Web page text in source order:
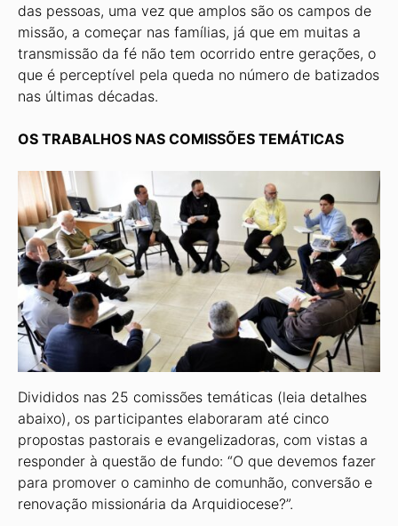
das pessoas, uma vez que amplos são os campos de
missão, a começar nas famílias, já que em muitas a
transmissão da fé não tem ocorrido entre gerações, o
que é perceptível pela queda no número de batizados
nas últimas décadas.
OS TRABALHOS NAS COMISSÕES TEMÁTICAS
Divididos nas 25 comissões temáticas (leia detalhes
abaixo), os participantes elaboraram até cinco
propostas pastorais e evangelizadoras, com vistas a
responder à questão de fundo: “O que devemos fazer
para promover o caminho de comunhão, conversão e
renovação missionária da Arquidiocese?”.